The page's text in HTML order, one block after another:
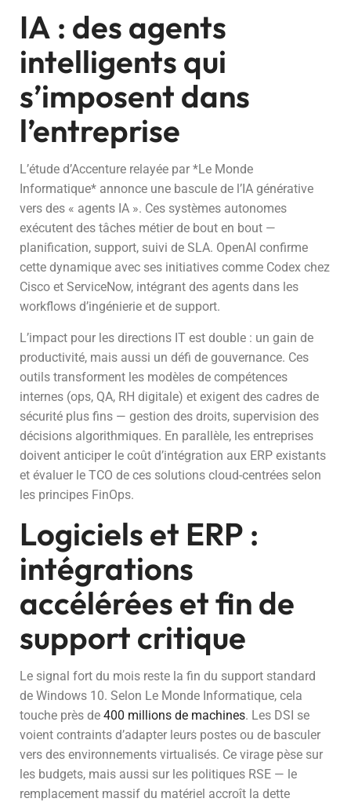
IA : des agents
intelligents qui
s’imposent dans
l’entreprise
L’étude d’Accenture relayée par *Le Monde
Informatique* annonce une bascule de l’IA générative
vers des « agents IA ». Ces systèmes autonomes
exécutent des tâches métier de bout en bout —
planification, support, suivi de SLA. OpenAI confirme
cette dynamique avec ses initiatives comme Codex chez
Cisco et ServiceNow, intégrant des agents dans les
workflows d’ingénierie et de support.
L’impact pour les directions IT est double : un gain de
productivité, mais aussi un défi de gouvernance. Ces
outils transforment les modèles de compétences
internes (ops, QA, RH digitale) et exigent des cadres de
sécurité plus fins — gestion des droits, supervision des
décisions algorithmiques. En parallèle, les entreprises
doivent anticiper le coût d’intégration aux ERP existants
et évaluer le TCO de ces solutions cloud-centrées selon
les principes FinOps.
Logiciels et ERP :
intégrations
accélérées et fin de
support critique
Le signal fort du mois reste la fin du support standard
de Windows 10. Selon Le Monde Informatique, cela
touche près de 400 millions de machines. Les DSI se
voient contraints d’adapter leurs postes ou de basculer
vers des environnements virtualisés. Ce virage pèse sur
les budgets, mais aussi sur les politiques RSE — le
remplacement massif du matériel accroît la dette